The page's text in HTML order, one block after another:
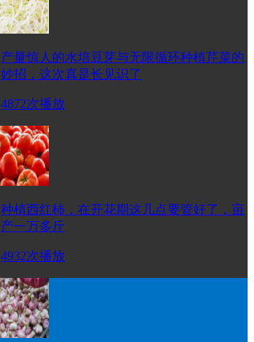
产量惊人的水培豆芽与无限循环种植芹菜的
妙招，这次真是长见识了
4872次播放
种植西红柿，在开花期这几点要管好了，亩
产一万多斤
4932次播放